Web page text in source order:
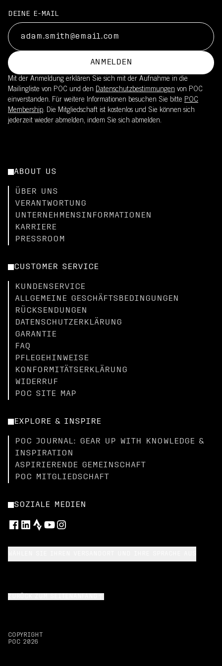
DEINE E-MAIL
ANMELDEN
Mit der Anmeldung erklären Sie sich mit der Aufnahme in die
Mailingliste von POC und den Datenschutzbestimmungen von POC
einverstanden. Für weitere Informationen besuchen Sie bitte POC
Membership. Die Mitgliedschaft ist kostenlos und Sie können sich
jederzeit wieder abmelden, indem Sie sich abmelden.
ABOUT US
ÜBER UNS
VERANTWORTUNG
UNTERNEHMENSINFORMATIONEN
KARRIERE
PRESSROOM
CUSTOMER SERVICE
KUNDENSERVICE
ALLGEMEINE GESCHÄFTSBEDINGUNGEN
RÜCKSENDUNGEN
DATENSCHUTZERKLÄRUNG
GARANTIE
FAQ
PFLEGEHINWEISE
KONFORMITÄTSERKLÄRUNG
WIDERRUF
POC SITE MAP
EXPLORE & INSPIRE
POC JOURNAL: GEAR UP WITH KNOWLEDGE &
INSPIRATION
ASPIRIERENDE GEMEINSCHAFT
POC MITGLIEDSCHAFT
SOZIALE MEDIEN
COPYRIGHT
POC 2026